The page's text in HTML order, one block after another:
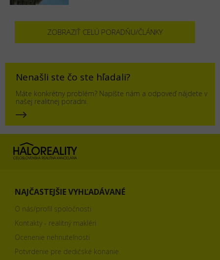
ZOBRAZIŤ CELÚ PORADŇU/ČLÁNKY
Nenašli ste čo ste hľadali?
Máte konkrétny problém? Napíšte nám a odpoveď nájdete v
našej realitnej poradni.
NAJČASTEJŠIE VYHĽADÁVANÉ
O nás/profil spoločnosti
Kontakty - realitný makléri
Ocenenie nehnuteľnosti
Potvrdenie pre dedičské konanie